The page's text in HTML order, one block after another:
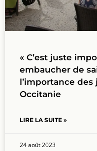
« C’est juste
embaucher de
l’importance
Occitanie
LIRE LA SUITE »
24 août 2023